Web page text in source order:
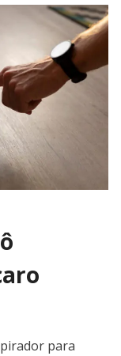
para